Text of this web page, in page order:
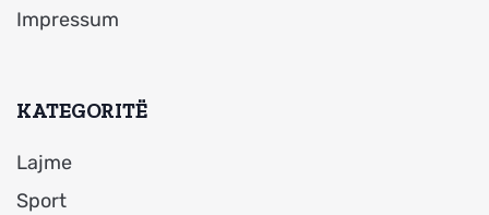
Impressum
KATEGORITË
Lajme
Sport